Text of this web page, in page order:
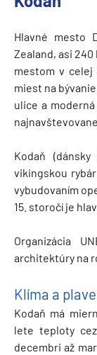
Hlavné mesto
Zealand, asi
mestom v celej
miest na
ulice a
Kodaň
vikingskou
vybudovaním
15. storočí je
Organizácia
architektúry na
Klíma a
Kodaň má
lete teploty
decembri až